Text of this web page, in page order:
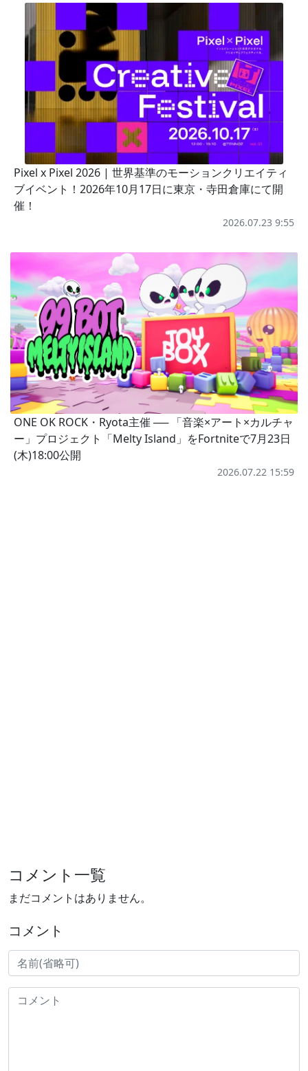
Pixel x Pixel 2026 | 世界基準のモーションクリエイティ
ブイベント！2026年10月17日に東京・寺田倉庫にて開
催！
2026.07.23 9:55
ONE OK ROCK・Ryota主催 ── 「音楽×アート×カルチャ
ー」プロジェクト「Melty Island」をFortniteで7月23日
(木)18:00公開
2026.07.22 15:59
コメント一覧
まだコメントはありません。
コメント